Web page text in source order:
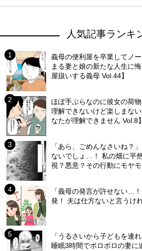
人気記事ランキ
義母の便利屋を卒業してノ
まる妻と娘の新たな人生に
屋扱いする義母 Vol.44】
ほぼ手ぶらなのに彼女の荷
理解できないけど楽しまな
なたが理解できません Vol.8】
「あら、ごめんなさいね？
ないでしょ…！ 私の畑に平
視？悪意？その行動にモヤ
「義母の発言が許せない…
発！ 夫は仕方ないと言うけ
「うるさいから子どもを連
睡眠3時間でボロボロの妻